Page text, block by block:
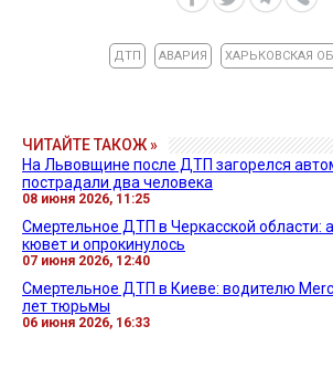
ДТП АВАРИЯ ХАРЬКОВСКАЯ
ЧИТАЙТЕ ТАКОЖ »
На Львовщине после ДТП загорелся
пострадали два человека
08 июня 2026, 11:25
Смертельное ДТП в Черкасской области:
кювет и опрокинулось
07 июня 2026, 12:40
Смертельное ДТП в Киеве: водителю
лет тюрьмы
06 июня 2026, 16:33